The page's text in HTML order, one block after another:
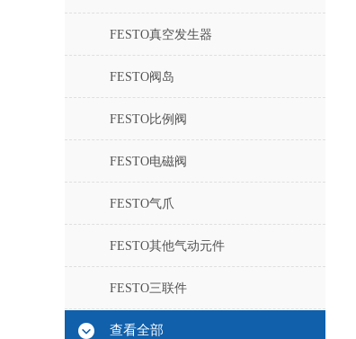
FESTO真空发生器
FESTO阀岛
FESTO比例阀
FESTO电磁阀
FESTO气爪
FESTO其他气动元件
FESTO三联件
查看全部